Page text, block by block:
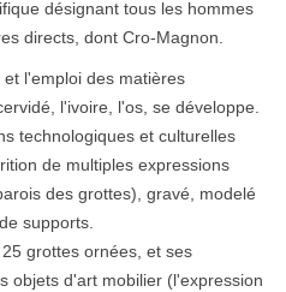
désignant tous les hommes
directs, dont Cro-Magnon.
l'emploi des matières
l'ivoire, l'os, se développe.
technologiques et culturelles
de multiples expressions
des grottes), gravé, modelé
supports.
grottes ornées, et ses
objets d'art mobilier (l'expression